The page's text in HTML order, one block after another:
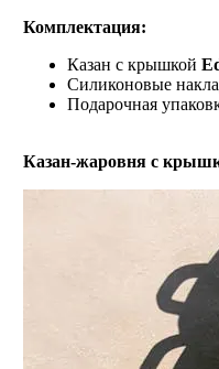
Комплектация:
Казан с крышкой
Силиконовые
Подарочная
Казан-жаровня с